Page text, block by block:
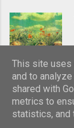
This site
and to
shared with
metrics to
statistics, and